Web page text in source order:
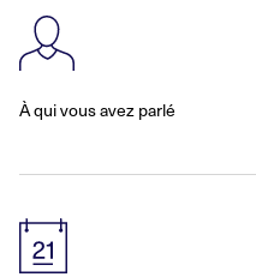
À qui vous avez parlé